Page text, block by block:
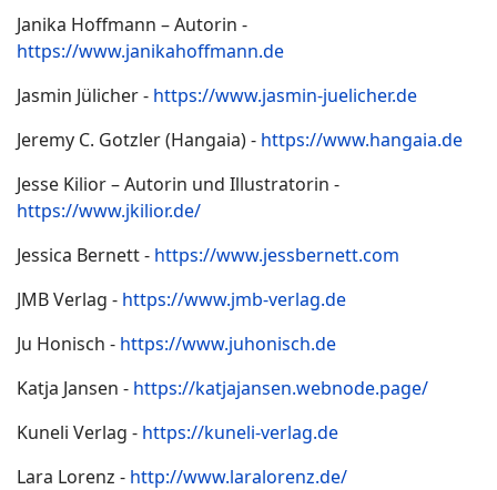
Janika Hoffmann – Autorin -
https://www.janikahoffmann.de
Jasmin Jülicher - https://www.jasmin-juelicher.de
Jeremy C. Gotzler (Hangaia) - https://www.hangaia.de
Jesse Kilior – Autorin und Illustratorin -
https://www.jkilior.de/
Jessica Bernett - https://www.jessbernett.com
JMB Verlag - https://www.jmb-verlag.de
Ju Honisch - https://www.juhonisch.de
Katja Jansen - https://katjajansen.webnode.page/
Kuneli Verlag - https://kuneli-verlag.de
Lara Lorenz - http://www.laralorenz.de/